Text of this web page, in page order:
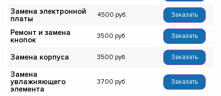
Замена электронной
платы
4500 Заказать
Ремонт и замена
кнопок
3500 Заказать
Замена корпуса 3500 Заказать
Замена
увлажняющего
элемента
3700 Заказать